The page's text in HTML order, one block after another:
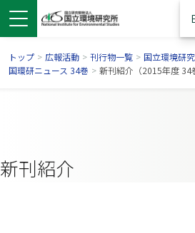
トップ > 広報活動 > 刊行物一覧 > 国立環境研
国環研ニュース 34巻 > 新刊紹介（2015年度 34
新刊紹介